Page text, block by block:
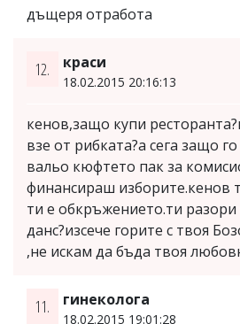
дъщеря отработа
12. краси
18.02.2015 20:16:13
кенов,защо купи
взе от рибката?а сега защо
вальо кюфтето пак за
финансираш изборите.кенов
ти е обкръжението.ти
данс?изсече горите с твоя
,не искам да бъда твоя
11. гинеколога
18.02.2015 19:01:28